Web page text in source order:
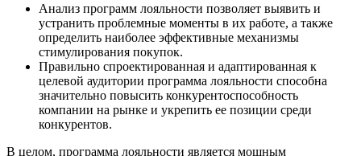
Анализ программ лояльности позволяет выявить и
устранить проблемные моменты в их работе, а также
определить наиболее эффективные механизмы
стимулирования покупок.
Правильно спроектированная и адаптированная к
целевой аудитории программа лояльности способна
значительно повысить конкурентоспособность
компании на рынке и укрепить ее позиции среди
конкурентов.
В целом, программа лояльности является мощным